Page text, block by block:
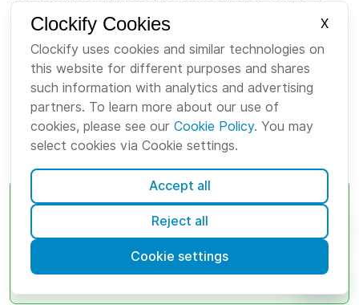
facturación, puedes forzar una actualización manual:
Ve alRastreadoro al Informe detallado
Haz clic en el ícono de facturación $para marcar la
entrada como no facturable
Vuelve a hacer clic para marcarla como facturable.
Esta acción restablece la entrada para que utilice la
tarifa aplicable más reciente.
Nota
Puedes hacerlo individualmente o usar la
Edición masiva
Clockify Cookies
X
Clockify uses cookies and similar technologies on
this website for different purposes and shares
such information with analytics and advertising
partners. To learn more about our use of
cookies, please see our Cookie Policy. You may
select cookies via Cookie settings.
Accept all
Reject all
Cookie settings